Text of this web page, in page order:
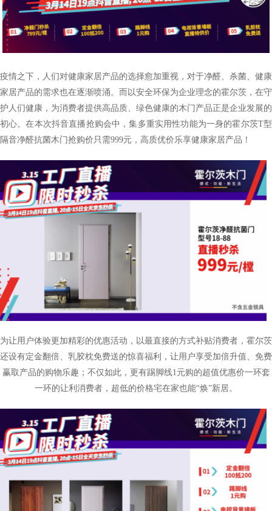
疫情之下，人们对健康家居产品的选择愈加重视，对于净醛、杀菌、健康
家居产品的需求也在逐渐喷涌。而以安全环保为企业理念的霍尔茨，在守
护人们健康，为消费者提供高品质、绿色健康的木门产品正是企业发展的
初心。在本次抖音直播抢购会中，集多重实用性功能为一身的霍尔茨T型
隔音净醛抗菌木门抢购价只需999元， 高质优价乐享健康家居产品 ！
为让用户体验更加精彩的优惠活动，以最直接的方式补贴消费者，霍尔茨
还设有定金翻倍、乳胶枕免费送的惊喜福利，让用户享受加倍升值、免费
赢取产品的购物乐趣；不仅如此，更有踢脚线1 元购的超值优惠价一环套
一环的让利消费者，超低的价格宅在家也能“焕”新居。